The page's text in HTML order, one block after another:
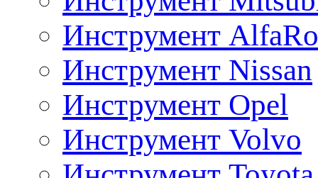
Инструмент
Инструмент Nissan
Инструмент Opel
Инструмент Volvo